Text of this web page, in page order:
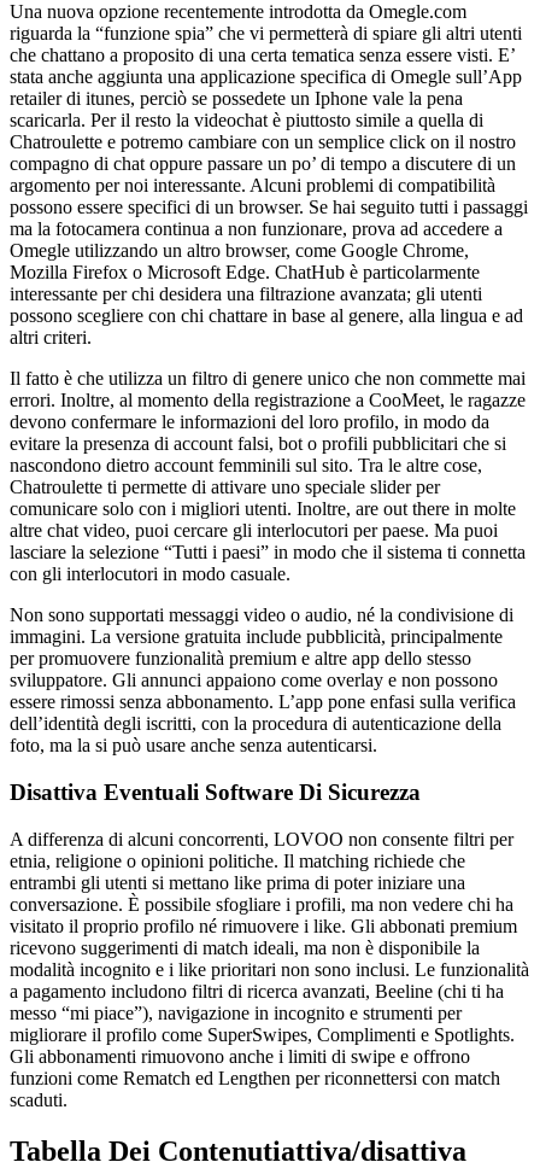
Una nuova opzione recentemente introdotta da Omegle.com
riguarda la “funzione spia” che vi permetterà di spiare gli altri utenti
che chattano a proposito di una certa tematica senza essere visti. E’
stata anche aggiunta una applicazione specifica di Omegle sull’App
retailer di itunes, perciò se possedete un Iphone vale la pena
scaricarla. Per il resto la videochat è piuttosto simile a quella di
Chatroulette e potremo cambiare con un semplice click on il nostro
compagno di chat oppure passare un po’ di tempo a discutere di un
argomento per noi interessante. Alcuni problemi di compatibilità
possono essere specifici di un browser. Se hai seguito tutti i passaggi
ma la fotocamera continua a non funzionare, prova ad accedere a
Omegle utilizzando un altro browser, come Google Chrome,
Mozilla Firefox o Microsoft Edge. ChatHub è particolarmente
interessante per chi desidera una filtrazione avanzata; gli utenti
possono scegliere con chi chattare in base al genere, alla lingua e ad
altri criteri.
Il fatto è che utilizza un filtro di genere unico che non commette mai
errori. Inoltre, al momento della registrazione a CooMeet, le ragazze
devono confermare le informazioni del loro profilo, in modo da
evitare la presenza di account falsi, bot o profili pubblicitari che si
nascondono dietro account femminili sul sito. Tra le altre cose,
Chatroulette ti permette di attivare uno speciale slider per
comunicare solo con i migliori utenti. Inoltre, are out there in molte
altre chat video, puoi cercare gli interlocutori per paese. Ma puoi
lasciare la selezione “Tutti i paesi” in modo che il sistema ti connetta
con gli interlocutori in modo casuale.
Non sono supportati messaggi video o audio, né la condivisione di
immagini. La versione gratuita include pubblicità, principalmente
per promuovere funzionalità premium e altre app dello stesso
sviluppatore. Gli annunci appaiono come overlay e non possono
essere rimossi senza abbonamento. L’app pone enfasi sulla verifica
dell’identità degli iscritti, con la procedura di autenticazione della
foto, ma la si può usare anche senza autenticarsi.
Disattiva Eventuali Software Di Sicurezza
A differenza di alcuni concorrenti, LOVOO non consente filtri per
etnia, religione o opinioni politiche. Il matching richiede che
entrambi gli utenti si mettano like prima di poter iniziare una
conversazione. È possibile sfogliare i profili, ma non vedere chi ha
visitato il proprio profilo né rimuovere i like. Gli abbonati premium
ricevono suggerimenti di match ideali, ma non è disponibile la
modalità incognito e i like prioritari non sono inclusi. Le funzionalità
a pagamento includono filtri di ricerca avanzati, Beeline (chi ti ha
messo “mi piace”), navigazione in incognito e strumenti per
migliorare il profilo come SuperSwipes, Complimenti e Spotlights.
Gli abbonamenti rimuovono anche i limiti di swipe e offrono
funzioni come Rematch ed Lengthen per riconnettersi con match
scaduti.
Tabella Dei Contenutiattiva/disattiva